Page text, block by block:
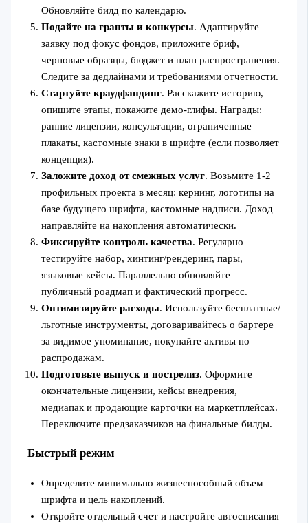
Обновляйте билд по календарю.
Подайте на гранты и конкурсы. Адаптируйте
заявку под фокус фондов, приложите бриф,
черновые образцы, бюджет и план распространения.
Следите за дедлайнами и требованиями отчетности.
Стартуйте краудфандинг. Расскажите историю,
опишите этапы, покажите демо-глифы. Награды:
ранние лицензии, консультации, ограниченные
плакаты, кастомные знаки в шрифте (если позволяет
концепция).
Заложите доход от смежных услуг. Возьмите 1-2
профильных проекта в месяц: кернинг, логотипы на
базе будущего шрифта, кастомные надписи. Доход
направляйте на накопления автоматически.
Фиксируйте контроль качества. Регулярно
тестируйте набор, хинтинг/рендеринг, пары,
языковые кейсы. Параллельно обновляйте
публичный роадмап и фактический прогресс.
Оптимизируйте расходы. Используйте бесплатные/
льготные инструменты, договаривайтесь о бартере
за видимое упоминание, покупайте активы по
распродажам.
Подготовьте выпуск и пострелиз. Оформите
окончательные лицензии, кейсы внедрения,
медиапак и продающие карточки на маркетплейсах.
Переключите предзаказчиков на финальные билды.
Быстрый режим
Определите минимально жизнеспособный объем
шрифта и цель накоплений.
Откройте отдельный счет и настройте автосписания